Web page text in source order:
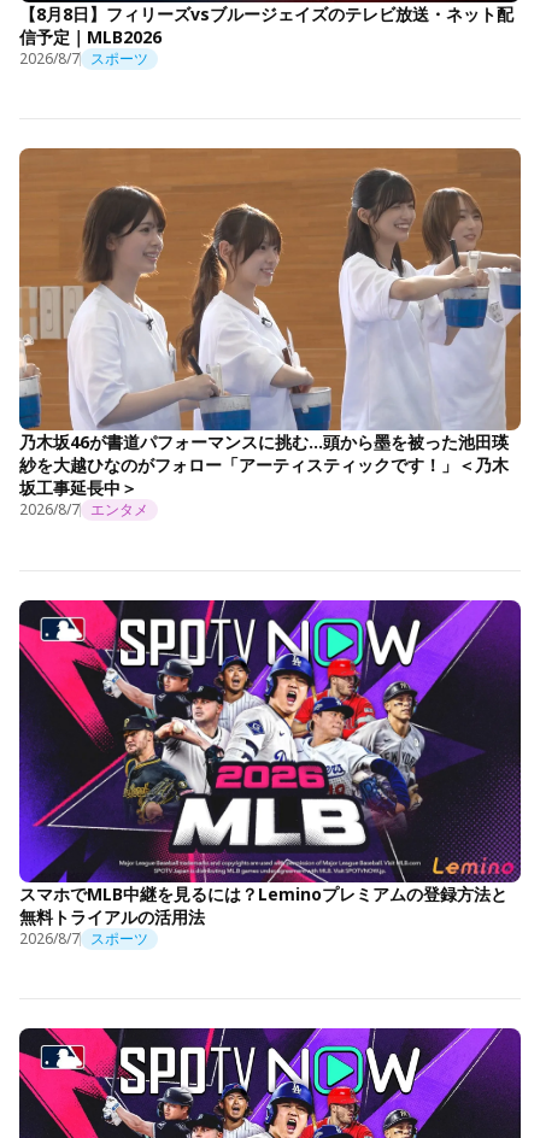
【8月8日】フィリーズvsブルージェイズのテレビ放送・ネット配
信予定｜MLB2026
2026/8/7 スポーツ
乃木坂46が書道パフォーマンスに挑む…頭から墨を被った池田瑛
紗を大越ひなのがフォロー「アーティスティックです！」＜乃木
坂工事延長中＞
2026/8/7 エンタメ
スマホでMLB中継を見るには？Leminoプレミアムの登録方法と
無料トライアルの活用法
2026/8/7 スポーツ